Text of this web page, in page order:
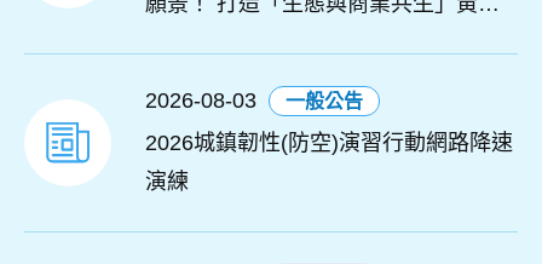
2026-08-03 一般公告
2026城鎮韌性(防空)演習行動網路降速
演練